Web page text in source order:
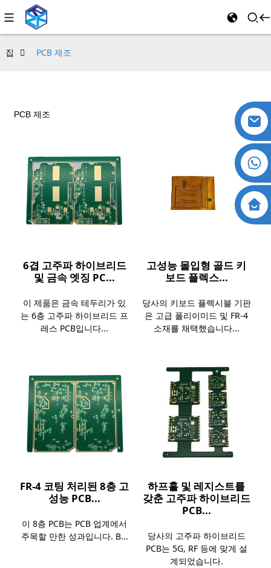
집 PCB 제조
PCB 제조
6겹 고주파 하이브리드
및 금속 엣징 PC...
이 제품은 금속 테두리가 있
는 6층 고주파 하이브리드 프
레스 PCB입니다...
고성능 몰입형 골드 키
보드 플렉스...
당사의 키보드 플렉시블 기판
은 고급 폴리이미드 및 FR-4
소재를 채택했습니다...
FR-4 코팅 처리된 8층 고
성능 PCB...
이 8층 PCB는 PCB 업계에서
주목할 만한 성과입니다. B...
하프홀 및 레지스트를
갖춘 고주파 하이브리드
PCB...
당사의 고주파 하이브리드
PCB는 5G, RF 등에 맞게 설
계되었습니다.